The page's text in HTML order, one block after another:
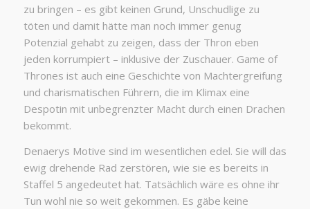
zu bringen – es gibt keinen Grund, Unschudlige zu
töten und damit hätte man noch immer genug
Potenzial gehabt zu zeigen, dass der Thron eben
jeden korrumpiert – inklusive der Zuschauer. Game of
Thrones ist auch eine Geschichte von Machtergreifung
und charismatischen Führern, die im Klimax eine
Despotin mit unbegrenzter Macht durch einen Drachen
bekommt.
Denaerys Motive sind im wesentlichen edel. Sie will das
ewig drehende Rad zerstören, wie sie es bereits in
Staffel 5 angedeutet hat. Tatsächlich wäre es ohne ihr
Tun wohl nie so weit gekommen. Es gäbe keine